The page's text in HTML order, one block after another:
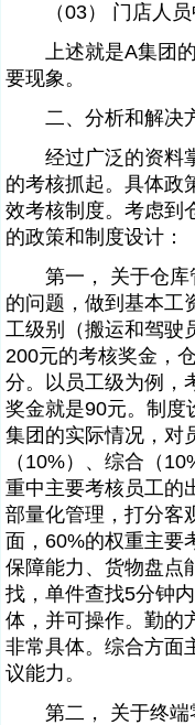
（03） 门店人员
上述就是A集团的
要现象。
二、分析和解决
经过广泛的资料掌
的考核抓起。具体政
效考核制度。考虑到
的政策和制度设计：
第一， 关于仓库
的问题，做到基本工
工级别（搬运和驾驶
200元的考核奖金，
分。以员工级为例，
奖金就是90元。制度
集团的实际情况，对
（10%）、综合（
重中主要考核员工的
部量化管理，打分客
面，60%的权重主要
保障能力、货物盘点
找，单件查找5分钟
体，并可操作。勤的
非常具体。综合方面
议能力。
第二， 关于终端